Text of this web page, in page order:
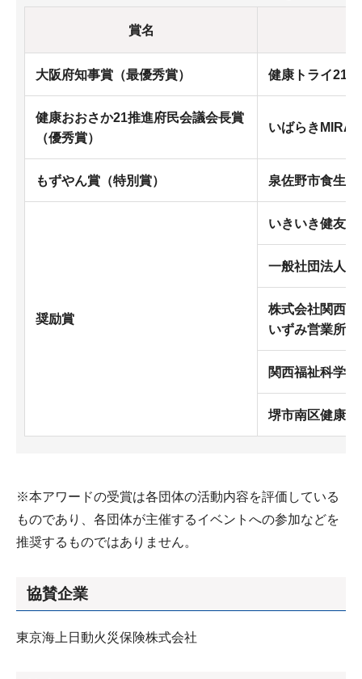
賞名
大阪府知事賞（最優秀賞） 健康トライ21
健康おおさか21推進府民会議会長賞
（優秀賞）
いばらきMIRAI
もずやん賞（特別賞） 泉佐野市食生
奨励賞
いきいき健友会
一般社団法人
株式会社関西
いずみ営業所
関西福祉科学大
堺市南区健康
※本アワードの受賞は各団体の活動内容を評価している
ものであり、各団体が主催するイベントへの参加などを
推奨するものではありません。
協賛企業
東京海上日動火災保険株式会社